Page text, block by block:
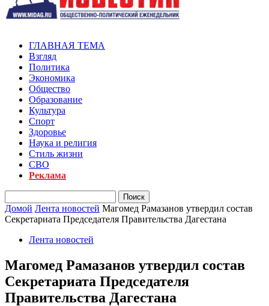
ГЛАВНАЯ ТЕМА
Взгляд
Политика
Экономика
Общество
Образование
Культура
Спорт
Здоровье
Наука и религия
Стиль жизни
СВО
Реклама
Домой Лента новостей Магомед Рамазанов утвердил состав
Секретариата Председателя Правительства Дагестана
Лента новостей
Магомед Рамазанов утвердил состав
Секретариата Председателя
Правительства Дагестана